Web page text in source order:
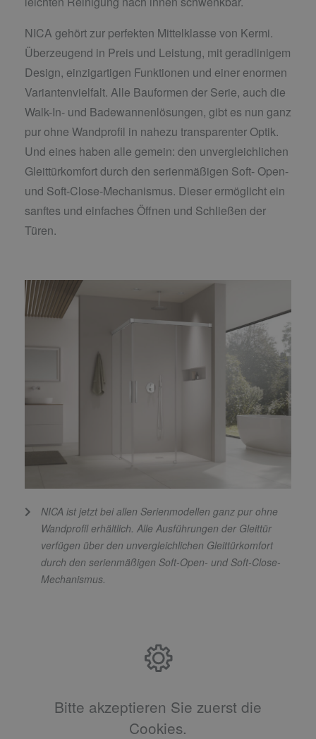
NICA gehört zur perfekten Mittelklasse von Kermi.
Überzeugend in Preis und Leistung, mit geradlinigem
Design, einzigartigen Funktionen und einer enormen
Variantenvielfalt. Alle Bauformen der Serie, auch die
Walk-In- und Badewannenlösungen, gibt es nun ganz
pur ohne Wandprofil in nahezu transparenter Optik.
Und eines haben alle gemein: den unvergleichlichen
Gleittürkomfort durch den serienmäßigen Soft- Open-
und Soft-Close-Mechanismus. Dieser ermöglicht ein
sanftes und einfaches Öffnen und Schließen der
Türen.
NICA ist jetzt bei allen Serienmodellen ganz pur ohne
Wandprofil erhältlich. Alle Ausführungen der Gleittür
verfügen über den unvergleichlichen Gleittürkomfort
durch den serienmäßigen Soft-Open- und Soft-Close-
Mechanismus.
Bitte akzeptieren Sie zuerst die
Cookies.